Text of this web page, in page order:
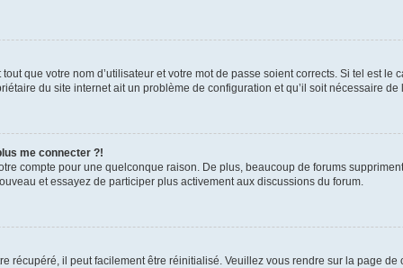
que votre nom d’utilisateur et votre mot de passe soient corrects. Si tel est
du site internet ait un problème de configuration et qu’il soit nécessaire de
me connecter ?!
compte pour une quelconque raison. De plus, beaucoup de forums
et essayez de participer plus activement aux discussions du forum.
récupéré, il peut facilement être réinitialisé. Veuillez vous rendre sur la page